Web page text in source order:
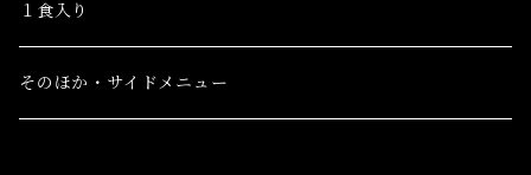
１食入り
そのほか・サイドメニュー